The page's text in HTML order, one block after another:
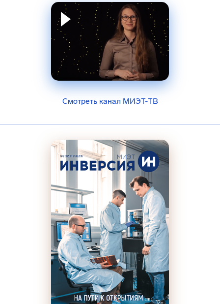
Смотреть канал МИЭТ-ТВ